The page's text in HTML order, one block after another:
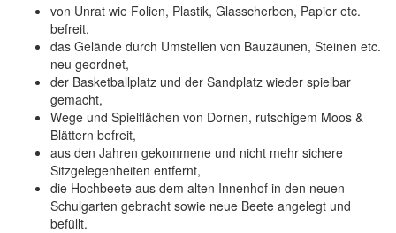
von Unrat wie Folien, Plastik, Glasscherben, Papier etc.
befreit,
das Gelände durch Umstellen von Bauzäunen, Steinen etc.
neu geordnet,
der Basketballplatz und der Sandplatz wieder spielbar
gemacht,
Wege und Spielflächen von Dornen, rutschigem Moos &
Blättern befreit,
aus den Jahren gekommene und nicht mehr sichere
Sitzgelegenheiten entfernt,
die Hochbeete aus dem alten Innenhof in den neuen
Schulgarten gebracht sowie neue Beete angelegt und
befüllt.